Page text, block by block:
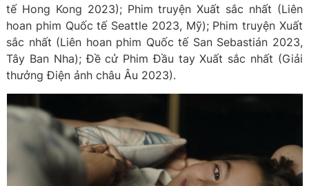
tế Hong Kong 2023); Phim truyện Xuất sắc nhất (Liên
hoan phim Quốc tế Seattle 2023, Mỹ); Phim truyện Xuất
sắc nhất (Liên hoan phim Quốc tế San Sebastián 2023,
Tây Ban Nha); Đề cử Phim Đầu tay Xuất sắc nhất (Giải
thưởng Điện ảnh châu Âu 2023).